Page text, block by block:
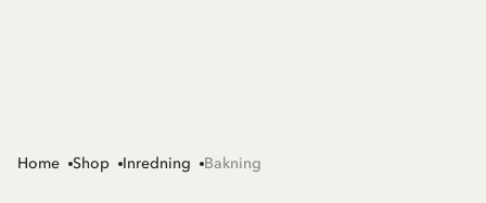
Home Shop Inredning Bakning